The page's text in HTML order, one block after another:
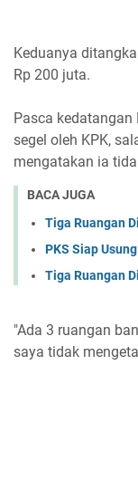
Keduanya
Rp 200 juta.
Pasca kedatangan
segel oleh KPK,
mengatakan ia
BACA JUGA
Tiga Ruangan
PKS Siap
Tiga Ruangan
"Ada 3 ruangan
saya tidak